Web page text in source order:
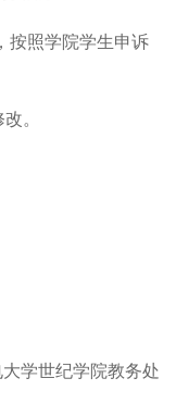
按照学院学生申诉
。
学世纪学院教务处